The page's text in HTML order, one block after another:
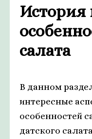
История
салата
В данном
интересные
особенностей
датского